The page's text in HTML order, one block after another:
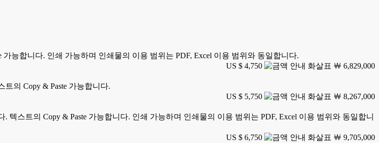
능합니다. 인쇄 가능하며 인쇄물의 이용 범위는 PDF, Excel 이용 범위와 동일합니다.
US $ 4,750
￦ 6,829,000
의 Copy & Paste 가능합니다.
US $ 5,750
￦ 8,267,000
스트의 Copy & Paste 가능합니다. 인쇄 가능하며 인쇄물의 이용 범위는 PDF, Excel 이용 범위와 동일합니
US $ 6,750
￦ 9,705,000